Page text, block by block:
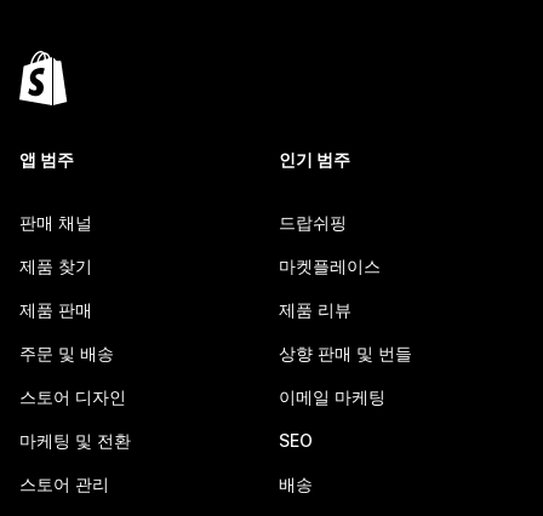
앱 범주
판매 채널
제품 찾기
제품 판매
주문 및 배송
스토어 디자인
마케팅 및 전환
스토어 관리
인기 범주
드랍쉬핑
마켓플레이스
제품 리뷰
상향 판매 및 번들
이메일 마케팅
SEO
배송